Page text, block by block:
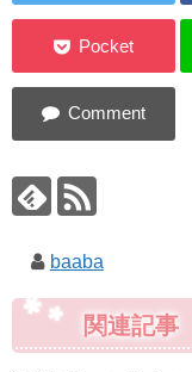
baaba
関連記事